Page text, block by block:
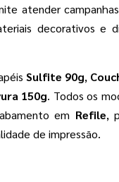
atender
decorativos e
Sulfite 90g,
150g. Todos os
em Refile,
de impressão.